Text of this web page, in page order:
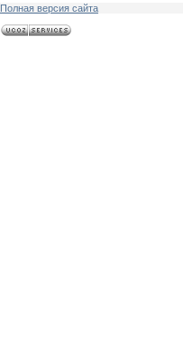
Полная версия сайта